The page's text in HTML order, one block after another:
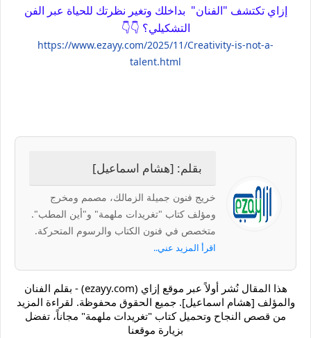
إزاي تكتشف "الفنان" بداخلك وتغير نظرتك للحياة عبر الفن
التشكيلي؟ 👇👇
https://www.ezayy.com/2025/11/Creativity-is-not-a-
talent.html
بقلم: [هشام اسماعيل]
خريج فنون جميلة الزمالك، مصمم ومخرج
ومؤلف كتاب "تغريدات ملهمة" و"أين المطب".
متخصص في فنون الكتاب والرسوم المتحركة.
اقرأ المزيد عني..
هذا المقال نُشر أولاً عبر موقع إزاي (ezayy.com) - بقلم الفنان
والمؤلف [هشام اسماعيل]. جميع الحقوق محفوظة. لقراءة المزيد
من قصص النجاح وتحميل كتاب "تغريدات ملهمة" مجاناً، تفضل
بزيارة موقعنا